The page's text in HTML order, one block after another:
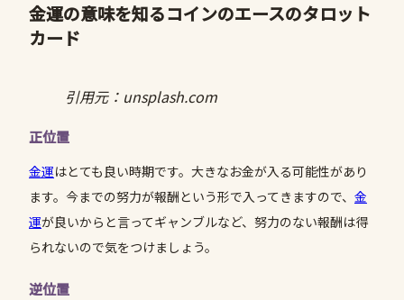
金運の意味を知るコインのエースのタロット
カード
引用元：unsplash.com
正位置
金運はとても良い時期です。大きなお金が入る可能性があり
ます。今までの努力が報酬という形で入ってきますので、 金
運が良いからと言ってギャンブルなど、努力のない報酬は得
られないので気をつけましょう。
逆位置